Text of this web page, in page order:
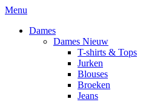
Menu
Dames
Dames Nieuw
T-shirts & Tops
Jurken
Blouses
Broeken
Jeans